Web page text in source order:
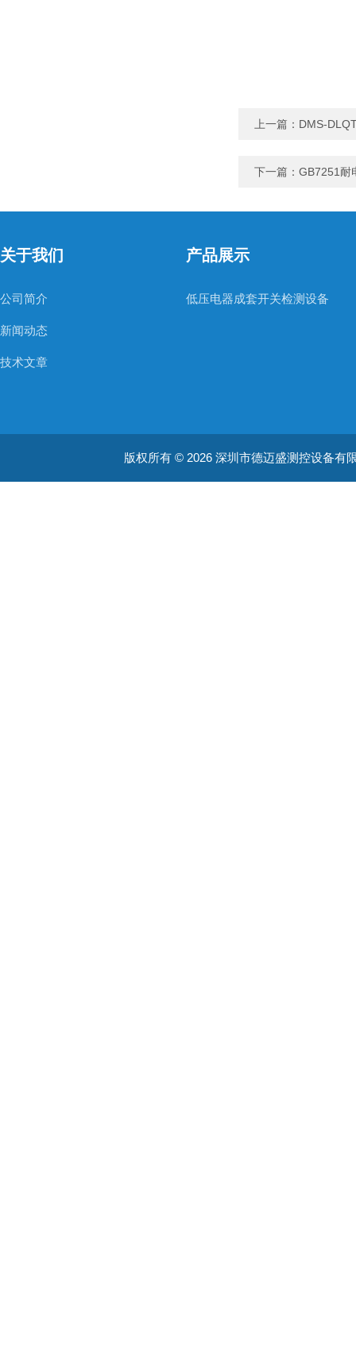
上一篇： DMS-
下一篇： GB7251耐
关于我们
公司简介
新闻动态
技术文章
产品展示
低压电器成套开关检测设备
版权所有 © 2026 深圳市德迈盛测控设备